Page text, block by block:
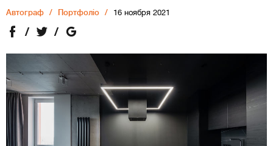
Автограф Портфоліо 16 ноября 2021